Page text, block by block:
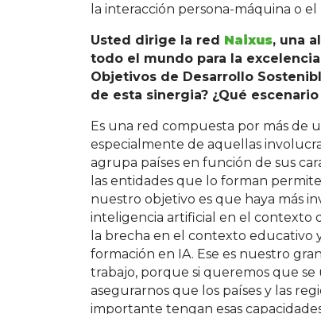
la interacción persona-máquina o
Usted dirige la red Naixus, una
todo el mundo para la
Objetivos de Desarrollo
de esta sinergia? ¿Qué
Es una red compuesta por más de
especialmente de aquellas
agrupa países en función de sus
las entidades que lo forman
nuestro objetivo es que haya más
inteligencia artificial en el contexto
la brecha en el contexto educativo
formación en IA. Ese es nuestro
trabajo, porque si queremos que
asegurarnos que los países y las
importante tengan esas